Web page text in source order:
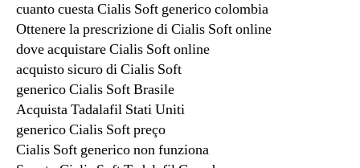
cuanto cuesta Cialis Soft generico colombia
Ottenere la prescrizione di Cialis Soft online
dove acquistare Cialis Soft online
acquisto sicuro di Cialis Soft
generico Cialis Soft Brasile
Acquista Tadalafil Stati Uniti
generico Cialis Soft preço
Cialis Soft generico non funziona